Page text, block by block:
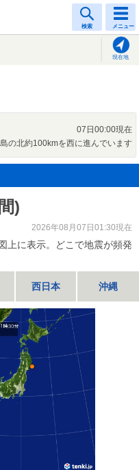
検索 メニュー
現在地
07日00:00現在
の北約100kmを西に進んでいます
)
2026年08月07日01:30現在
上に表示。どこで地震が頻発
西日本 沖縄